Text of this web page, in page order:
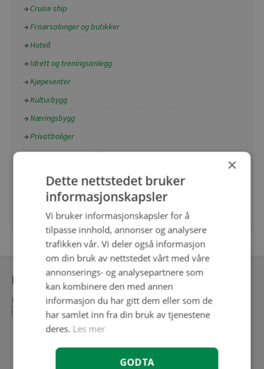
Cruise ship
Frisørsalonger og butikker
Hotell
Idrett og treningsanlegg
Kjøpesenter
Kulturbygg
Næringsbygg
Privatboliger
Restauranter og kafeer
Sykehus og helsebygg
Universell utforming
Meny ekstranett
Personvernerklæring Kontakt oss
Ekstranett
Søk konto hos FagFlis
Følg oss
×
Dette nettstedet bruker
informasjonskapsler
Vi bruker informasjonskapsler for å
tilpasse innhold, annonser og analysere
trafikken vår. Vi deler også informasjon
om din bruk av nettstedet vårt med våre
annonserings- og analysepartnere som
kan kombinere den med annen
informasjon du har gitt dem eller som de
har samlet inn fra din bruk av tjenestene
deres. Les mer
GODTA